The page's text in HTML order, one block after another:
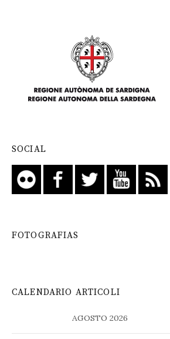
SOCIAL
FOTOGRAFIAS
CALENDARIO ARTICOLI
AGOSTO 2026